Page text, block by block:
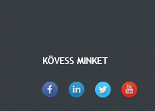
KÖVESS MINKET